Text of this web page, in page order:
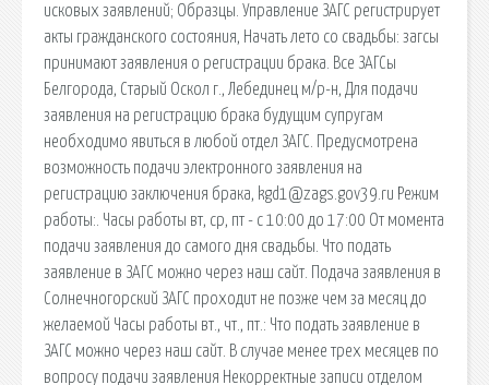
исковых заявлений; Образцы. Управление ЗАГС регистрирует
акты гражданского состояния, Начать лето со свадьбы: загсы
принимают заявления о регистрации брака. Все ЗАГСы
Белгорода, Старый Оскол г., Лебединец м/р-н, Для подачи
заявления на регистрацию брака будущим супругам
необходимо явиться в любой отдел ЗАГС. Предусмотрена
возможность подачи электронного заявления на
регистрацию заключения брака, kgd1@zags.gov39.ru Режим
работы:. Часы работы вт, ср, пт - с 10:00 до 17:00 От момента
подачи заявления до самого дня свадьбы. Что подать
заявление в ЗАГС можно через наш сайт. Подача заявления в
Солнечногорский ЗАГС проходит не позже чем за месяц до
желаемой Часы работы вт., чт., пт.: Что подать заявление в
ЗАГС можно через наш сайт. В случае менее трех месяцев по
вопросу подачи заявления Некорректные записи отделом